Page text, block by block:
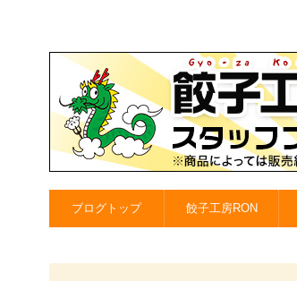
ブログトップ 餃子工房RON